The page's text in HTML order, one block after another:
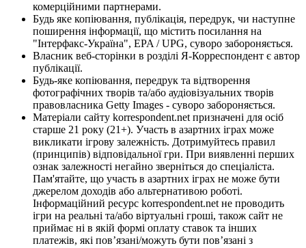
комерційними партнерами.
Будь яке копіювання, публікація, передрук, чи наступне
поширення інформації, що містить посилання на
"Інтерфакс-Україна", EPA / UPG, суворо забороняється.
Власник веб-сторінки в розділі Я-Корреспондент є автор
публікації.
Будь-яке копіювання, передрук та відтворення
фотографічних творів та/або аудіовізуальних творів
правовласника Getty Images - суворо забороняється.
Матеріали сайту korrespondent.net призначені для осіб
старше 21 року (21+). Участь в азартних іграх може
викликати ігрову залежність. Дотримуйтесь правил
(принципів) відповідальної гри. При виявленні перших
ознак залежності негайно зверніться до спеціаліста.
Пам'ятайте, що участь в азартних іграх не може бути
джерелом доходів або альтернативою роботі.
Інформаційний ресурс korrespondent.net не проводить
ігри на реальні та/або віртуальні гроші, також сайт не
приймає ні в якій формі оплату ставок та інших
платежів, які пов’язані/можуть бути пов’язані з